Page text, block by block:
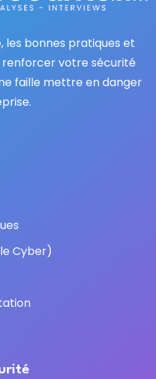
les bonnes pratiques et
renforcer votre sécurité
faille mettre en danger
Cyber)